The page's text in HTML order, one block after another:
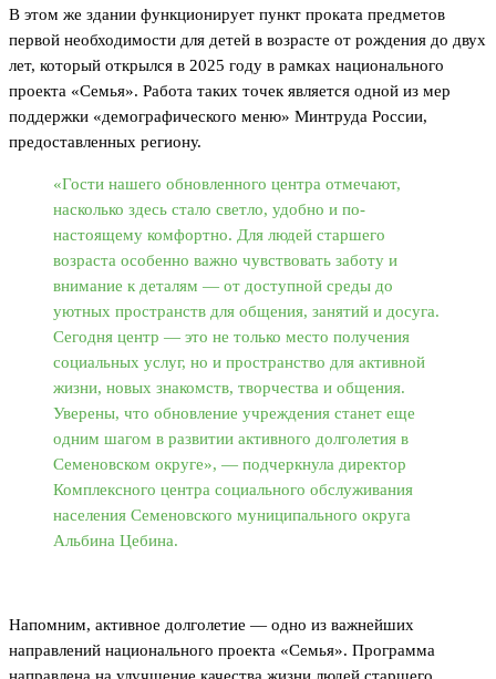
В этом же здании функционирует пункт проката предметов
первой необходимости для детей в возрасте от рождения до двух
лет, который открылся в 2025 году в рамках национального
проекта «Семья». Работа таких точек является одной из мер
поддержки «демографического меню» Минтруда России,
предоставленных региону.
«Гости нашего обновленного центра отмечают,
насколько здесь стало светло, удобно и по-
настоящему комфортно. Для людей старшего
возраста особенно важно чувствовать заботу и
внимание к деталям — от доступной среды до
уютных пространств для общения, занятий и досуга.
Сегодня центр — это не только место получения
социальных услуг, но и пространство для активной
жизни, новых знакомств, творчества и общения.
Уверены, что обновление учреждения станет еще
одним шагом в развитии активного долголетия в
Семеновском округе», — подчеркнула директор
Комплексного центра социального обслуживания
населения Семеновского муниципального округа
Альбина Цебина.
Напомним, активное долголетие — одно из важнейших
направлений национального проекта «Семья». Программа